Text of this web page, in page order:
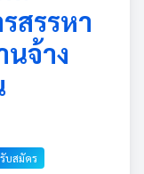
สรรหา
นจ้าง
บสมัคร